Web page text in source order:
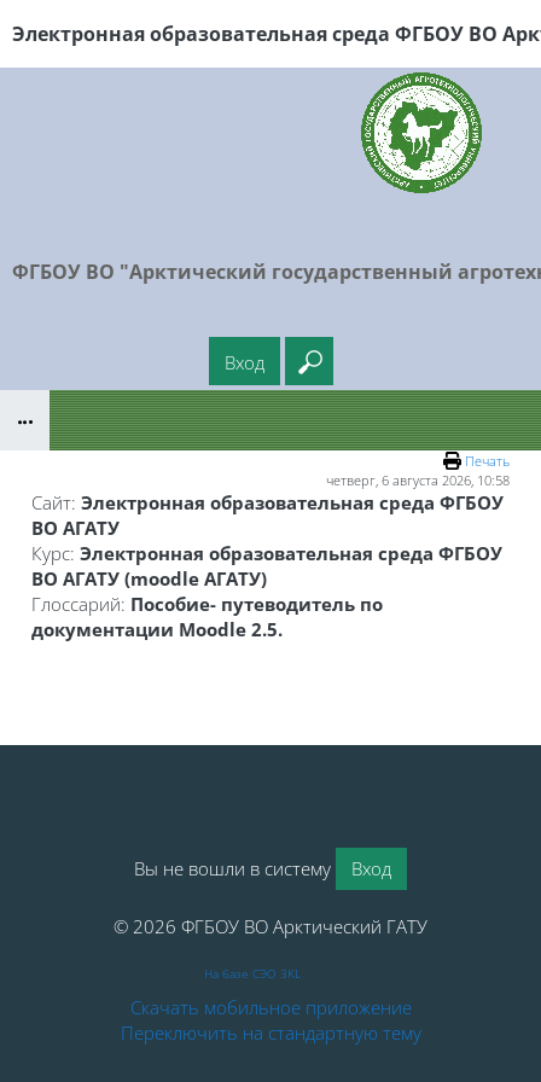
Электронная образовательная среда ФГБОУ ВО
ФГБОУ ВО "Арктический государственный
Введите ваш поисковый
Вход
Печать
четверг, 6 августа 2026, 10:58
Сайт: Электронная образовательная среда ФГБОУ
ВО АГАТУ
Курс: Электронная образовательная среда ФГБОУ
ВО АГАТУ (moodle АГАТУ)
Глоссарий: Пособие- путеводитель по
документации Moodle 2.5.
Вы не вошли в систему Вход
© 2026 ФГБОУ ВО Арктический ГАТУ
На базе СЭО 3KL
Скачать мобильное приложение
Переключить на стандартную тему